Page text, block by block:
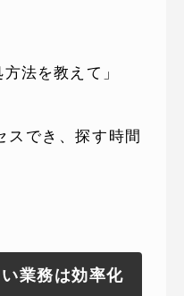
法を教えて」
スでき、探す時間
業務は効率化